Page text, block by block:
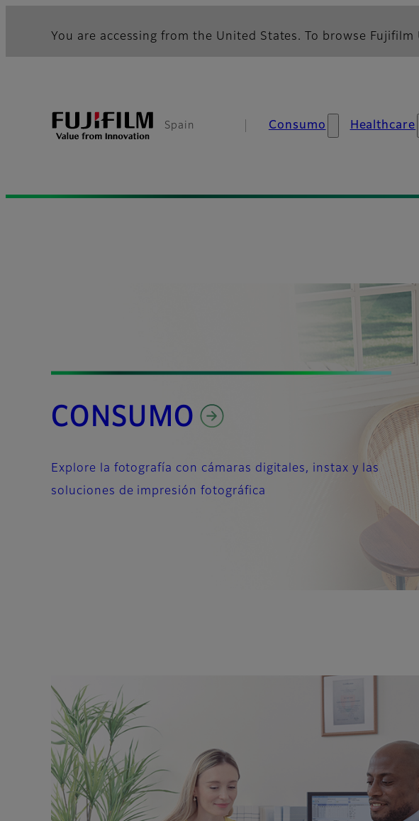
You are accessing from the United States. To browse
Spain Consumo Healthcare
CONSUMO
Explore la fotografía con cámaras digitales, instax y las
soluciones de impresión fotográfica